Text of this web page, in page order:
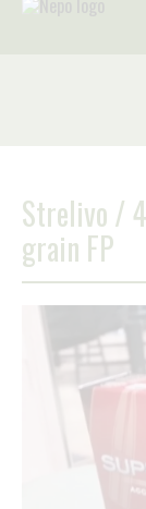
Strelivo/
grain FP